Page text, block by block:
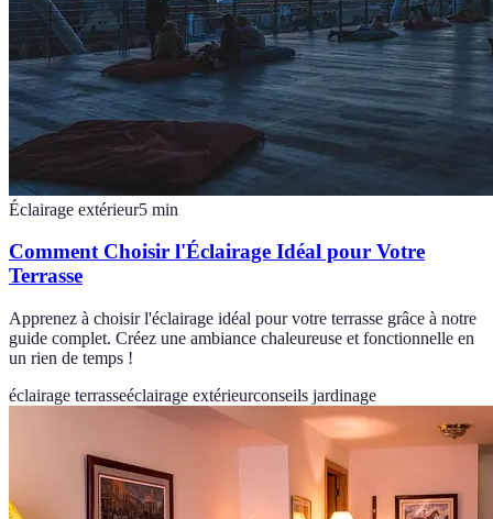
Éclairage extérieur5 min
Comment Choisir l'Éclairage Idéal pour Votre
Terrasse
Apprenez à choisir l'éclairage idéal pour votre terrasse grâce à notre
guide complet. Créez une ambiance chaleureuse et fonctionnelle en
un rien de temps !
éclairage terrasseéclairage extérieurconseils jardinage